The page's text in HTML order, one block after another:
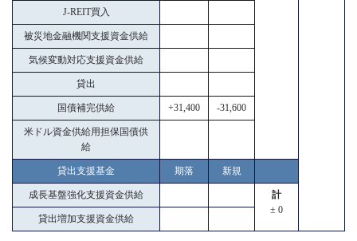
J-REIT買入
被災地金融機関支援資金供給
気候変動対応支援資金供給
貸出
国債補完供給 +31,400 -31,600
米ドル資金供給用担保国債供
給
貸出支援基金 期落 新規
成長基盤強化支援資金供給
計
± 0
貸出増加支援資金供給